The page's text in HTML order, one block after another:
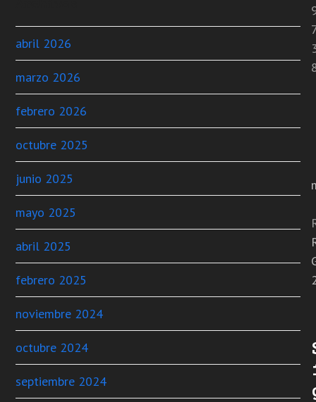
abril 2026
marzo 2026
febrero 2026
octubre 2025
junio 2025
mayo 2025
abril 2025
febrero 2025
noviembre 2024
octubre 2024
septiembre 2024